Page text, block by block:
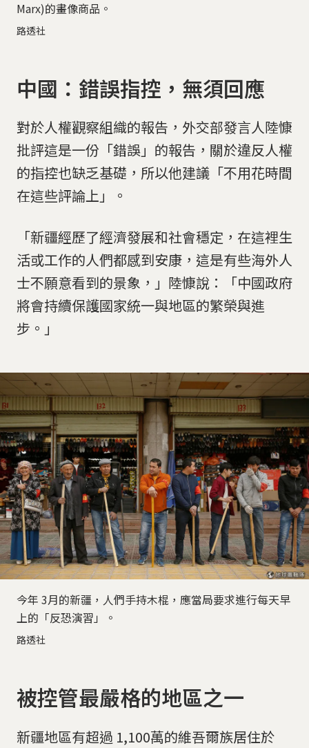
Marx)的畫像商品。
路透社
中國：錯誤指控，無須回應
對於人權觀察組織的報告，外交部發言人陸慷
批評這是一份「錯誤」的報告，關於違反人權
的指控也缺乏基礎，所以他建議「不用花時間
在這些評論上」。
「新疆經歷了經濟發展和社會穩定，在這裡生
活或工作的人們都感到安康，這是有些海外人
士不願意看到的景象，」陸慷說：「中國政府
將會持續保護國家統一與地區的繁榮與進
步。」
今年 3月的新疆，人們手持木棍，應當局要求進行每天早
上的「反恐演習」。
路透社
被控管最嚴格的地區之一
新疆地區有超過 1,100萬的維吾爾族居住於